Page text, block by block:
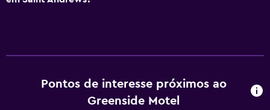
Secador de cabelo
Área do chuveiro ao nível do chão
Pontos de interesse próximos ao
Greenside Motel